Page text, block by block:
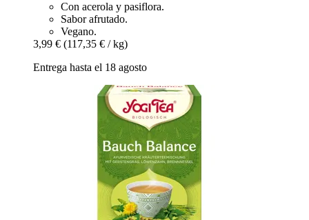
Con acerola y pasiflora.
Sabor afrutado.
Vegano.
3,99 € (117,35 € / kg)
Entrega hasta el 18 agosto